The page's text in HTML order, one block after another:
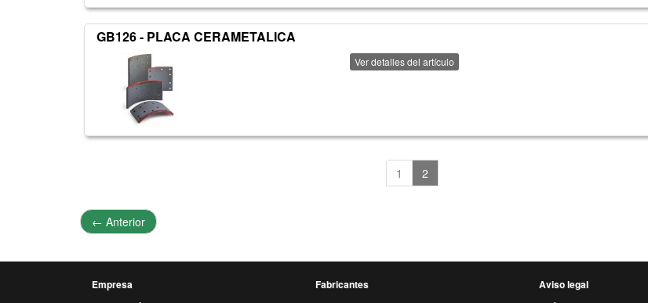
GB126 - PLACA CERAMETALICA
Ver detalles del artículo
1 2
← Anterior
Empresa
Fabricantes
Aviso legal